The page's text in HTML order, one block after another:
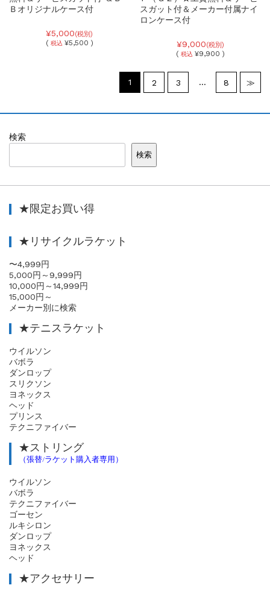
Ｂオリジナルケース付
¥5,000(税別)
( 税込 ¥5,500 )
スガット付＆メーカー付属ナイ
ロンケース付
¥9,000(税別)
(税込 ¥9,900 )
1 2 3 … 8 ≫
検索
検索
★限定お買い得
★リサイクルラケット
〜4,999円
5,000円～9,999円
10,000円～14,999円
15,000円～
メーカー別に検索
★テニスラケット
ウイルソン
バボラ
ダンロップ
スリクソン
ヨネックス
ヘッド
プリンス
テクニファイバー
★ストリング
（張替/ラケット購入者専用）
ウイルソン
バボラ
テクニファイバー
ゴーセン
ルキシロン
ダンロップ
ヨネックス
ヘッド
★アクセサリー